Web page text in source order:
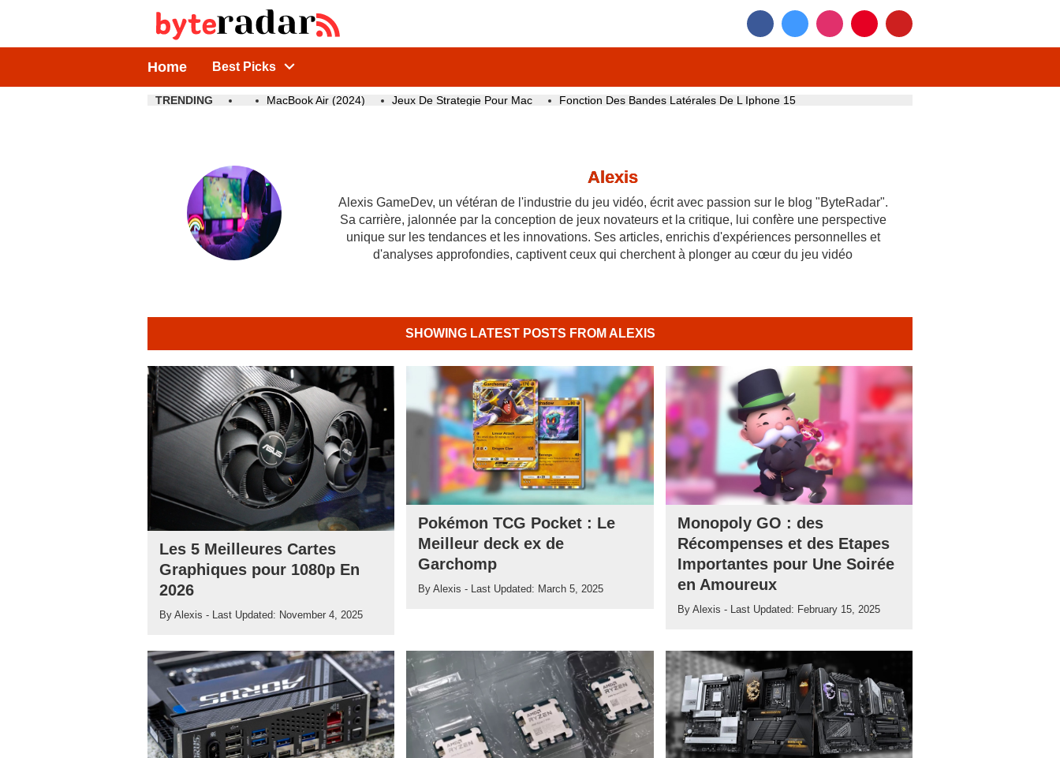
Home Best Picks
TRENDING MacBook Air (2024) Jeux De Strategie Pour Mac Fonction Des Bandes Latérales De L Iphone 15
Alexis
Alexis GameDev, un vétéran de l'industrie du jeu vidéo, écrit avec passion sur le blog "ByteRadar".
Sa carrière, jalonnée par la conception de jeux novateurs et la critique, lui confère une perspective
unique sur les tendances et les innovations. Ses articles, enrichis d'expériences personnelles et
d'analyses approfondies, captivent ceux qui cherchent à plonger au cœur du jeu vidéo
SHOWING LATEST POSTS FROM ALEXIS
Les 5 Meilleures Cartes
Graphiques pour 1080p En
2026
By Alexis - Last Updated: November 4, 2025
Pokémon TCG Pocket : Le
Meilleur deck ex de
Garchomp
ByAlexis- Last Updated: March 5, 2025
Monopoly GO : des
Récompenses et des Etapes
Importantes pour Une Soirée
en Amoureux
By Alexis - Last Updated: February 15, 2025